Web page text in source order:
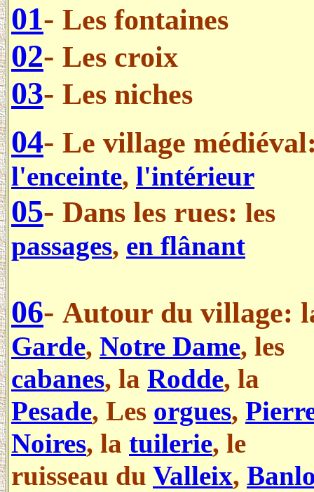
01- Les fontaines
02- Les croix
03- Les niches
04- Le village
l'enceinte, l'intérieur
05- Dans les rues: les
passages, en flânant
06- Autour du village: l
Garde, Notre Dame, les
cabanes, la Rodde, la
Pesade, Les orgues,
Noires, la tuilerie, le
ruisseau du Valleix,